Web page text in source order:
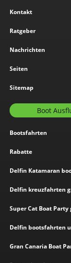
Kontakt
Ratgeber
Nachrichten
Seiten
Sitemap
Boot
Bootsfahrten
Rabatte
Delfin Katamaran
Delfin kreuzfahrten
Super Cat Boat Party
Delfin bootsfahrten
Gran Canaria Boat